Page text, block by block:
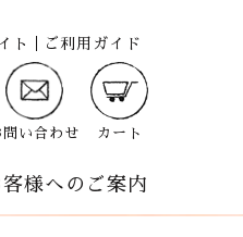
ト ご利用ガイド
問い合わせ カート
様へのご案内